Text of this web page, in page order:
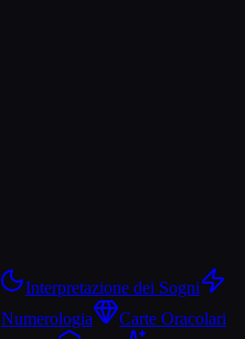
Interpretazione dei Sogni
Numerologia
Carte Oracolari